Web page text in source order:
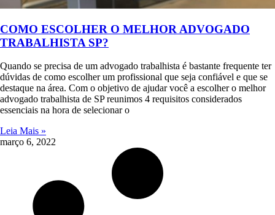
COMO ESCOLHER O MELHOR ADVOGADO
TRABALHISTA SP?
Quando se precisa de um advogado trabalhista é bastante frequente ter
dúvidas de como escolher um profissional que seja confiável e que se
destaque na área. Com o objetivo de ajudar você a escolher o melhor
advogado trabalhista de SP reunimos 4 requisitos considerados
essenciais na hora de selecionar o
Leia Mais »
março 6, 2022